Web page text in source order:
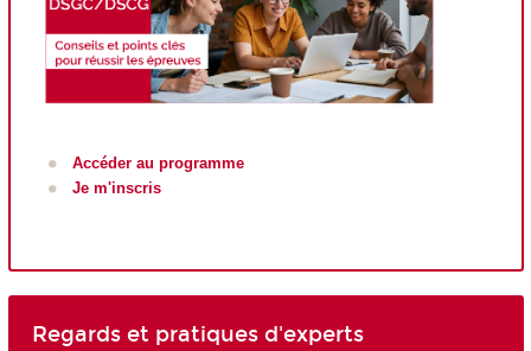
Accéder au programme
Je m'inscris
Regards et pratiques d'experts